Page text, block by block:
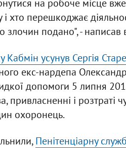
на робоче місце вже
хто перешкоджає
злочин подано", - написав
Кабмін усунув Сергія
екс-нардепа
допомоги 5 липня
привласненні і
охоронець.
Пенітенціарну